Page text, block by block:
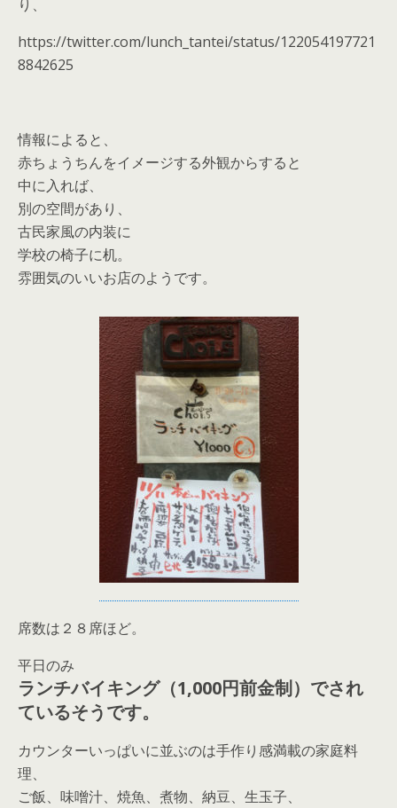
り、
https://twitter.com/lunch_tantei/status/122054197721
8842625
情報によると、
赤ちょうちんをイメージする外観からすると
中に入れば、
別の空間があり、
古民家風の内装に
学校の椅子に机。
雰囲気のいいお店のようです。
席数は２８席ほど。
平日のみ
ランチバイキング（1,000円前金制）でされ
ているそうです。
カウンターいっぱいに並ぶのは手作り感満載の家庭料
理、
ご飯、味噌汁、焼魚、煮物、納豆、生玉子、